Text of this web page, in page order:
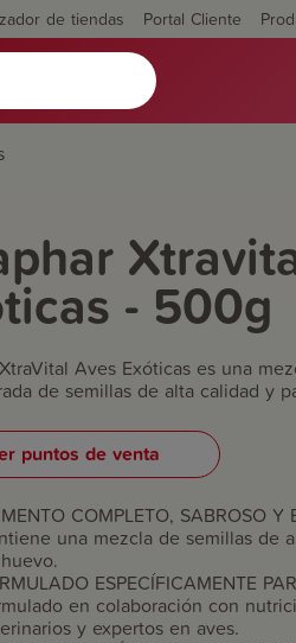
de tiendas Portal Cliente
- 500g
Aves Exóticas es una
de semillas de alta calidad y
puntos de venta
COMPLETO, SABROSO Y
una mezcla de semillas de
ESPECÍFICAMENTE
en colaboración con
y expertos en aves.